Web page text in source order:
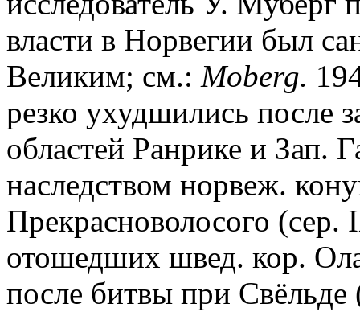
власти в Норвегии был
Великим; см.: Moberg.
резко ухудшились после
областей Ранрике и Зап.
наследством норвеж.
Прекрасноволосого
отошедших швед. кор.
после битвы при